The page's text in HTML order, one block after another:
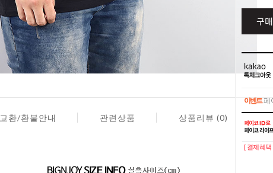
구
이벤트페
이벤트페
[ 결제혜
교환/환불안내 관련상품 상품리뷰 (0)